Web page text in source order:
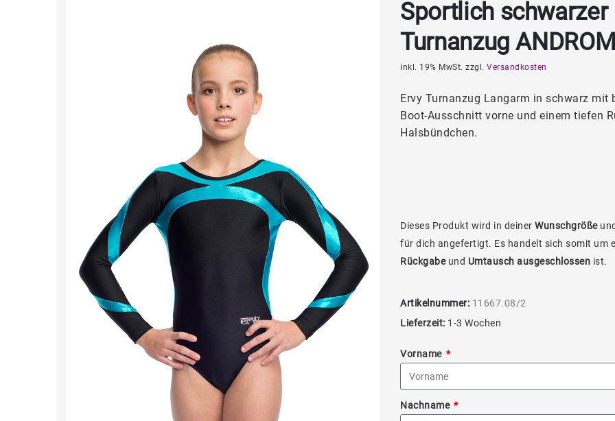
Sportlich schwarzer
Turnanzug
inkl. 19% MwSt. zzgl. Versandkosten
Ervy Turnanzug Langarm in schwarz mit
Boot-Ausschnitt vorne und einem tiefen
Halsbündchen.
Dieses Produkt wird in deiner Wunschgröße
für dich angefertigt. Es handelt sich somit um
Rückgabeund Umtausch ausgeschlossen ist.
Artikelnummer: 11667.08/2
Lieferzeit: 1-3 Wochen
Vorname
Nachname